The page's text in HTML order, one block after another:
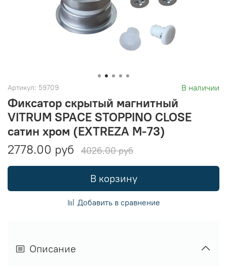
Артикул: 59709 В наличии
Фиксатор скрытый магнитный
VITRUM SPACE STOPPINO CLOSE
сатин хром (EXTREZA M-73)
2778.00 руб
4026.00 руб
В корзину
Добавить в сравнение
Описание